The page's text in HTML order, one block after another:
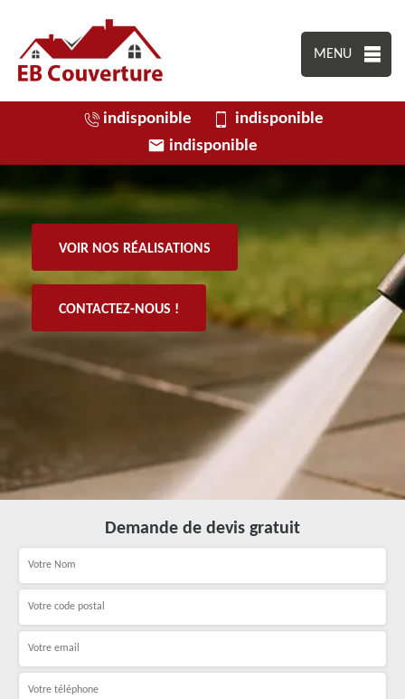
MENU
indisponible
indisponible
indisponible
VOIR NOS RÉALISATIONS
CONTACTEZ-NOUS !
Demande de devis gratuit